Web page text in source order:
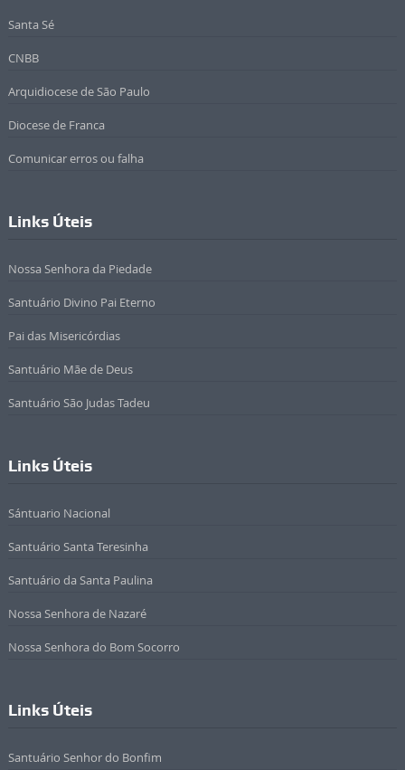
Santa Sé
CNBB
Arquidiocese de São Paulo
Diocese de Franca
Comunicar erros ou falha
Links Úteis
Nossa Senhora da Piedade
Santuário Divino Pai Eterno
Pai das Misericórdias
Santuário Mãe de Deus
Santuário São Judas Tadeu
Links Úteis
Sántuario Nacional
Santuário Santa Teresinha
Santuário da Santa Paulina
Nossa Senhora de Nazaré
Nossa Senhora do Bom Socorro
Links Úteis
Santuário Senhor do Bonfim